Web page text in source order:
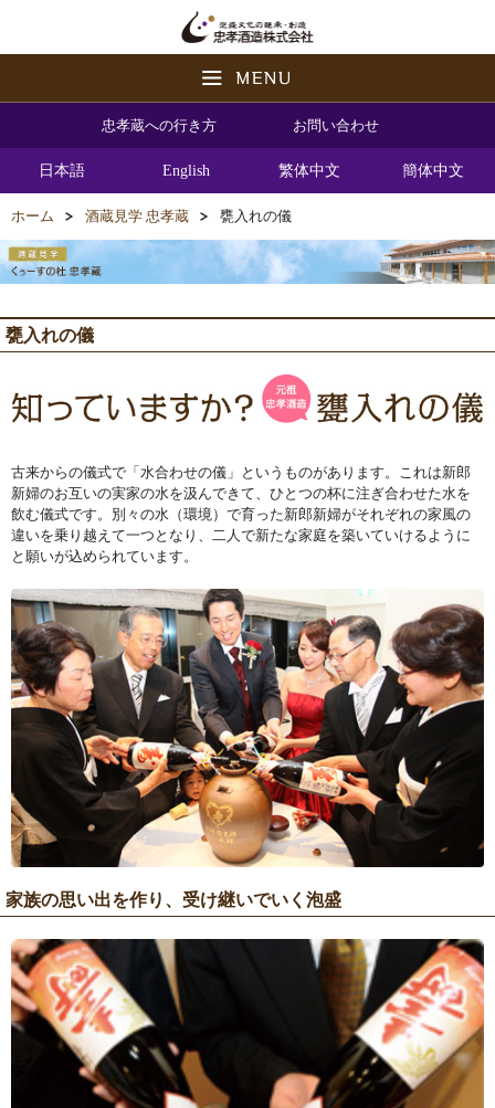
忠孝蔵への行き方 お問い合わせ
日本語 English 繁体中文 簡体中文
ホーム 酒蔵見学 忠孝蔵 甕入れの儀
甕入れの儀
古来からの儀式で「水合わせの儀」というものがあります。これは新郎
新婦のお互いの実家の水を汲んできて、ひとつの杯に注ぎ合わせた水を
飲む儀式です。別々の水（環境）で育った新郎新婦がそれぞれの家風の
違いを乗り越えて一つとなり、二人で新たな家庭を築いていけるように
と願いが込められています。
家族の思い出を作り、受け継いでいく泡盛